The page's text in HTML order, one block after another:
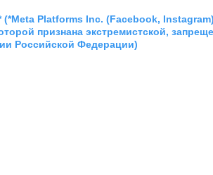
(*Meta Platforms Inc. (Facebook,
признана экстремистской,
Российской Федерации)